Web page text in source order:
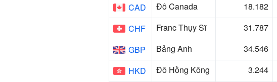
CAD
Đô Canada 18.182
CHF
Franc Thụy Sĩ 3 .7 7
GBP
Bảng Anh 34. 4
HKD
Đô Hồng Kông 3.244